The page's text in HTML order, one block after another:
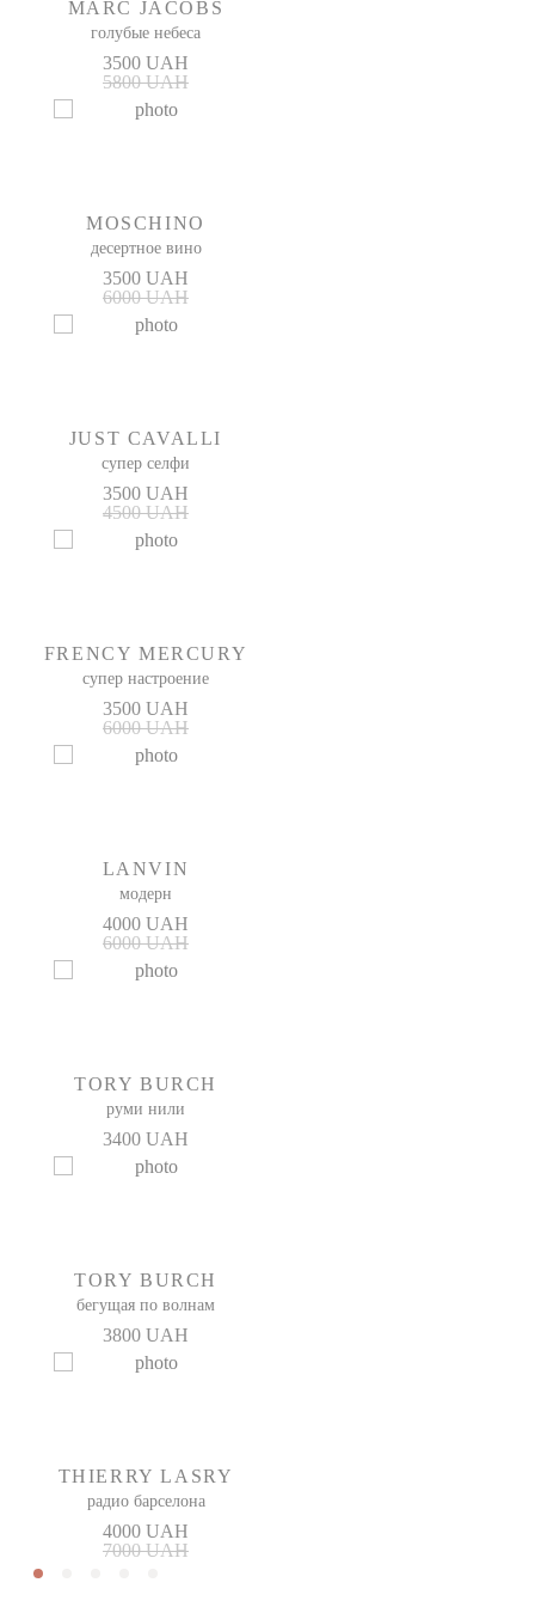
MARC JACOBS
голубые небеса
3500 UAH
5800 UAH
MOSCHINO
десертное вино
3500 UAH
6000 UAH
JUST CAVALLI
супер селфи
3500 UAH
4500 UAH
FRENCY MERCURY
супер настроение
3500 UAH
6000 UAH
LANVIN
модерн
4000 UAH
6000 UAH
TORY BURCH
руми нили
3400 UAH
TORY BURCH
бегущая по волнам
3800 UAH
THIERRY LASRY
радио барселона
4000 UAH
7000 UAH